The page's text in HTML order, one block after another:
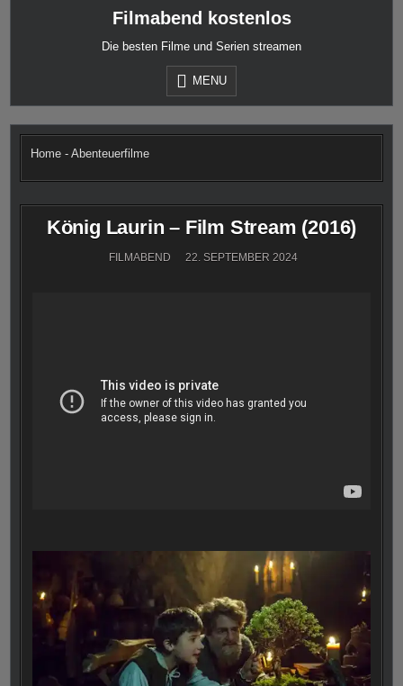
Filmabend kostenlos
Die besten Filme und Serien streamen
MENU
Home -Abenteuerfilme
König Laurin – Film Stream (2016)
FILMABEND 22. SEPTEMBER 2024